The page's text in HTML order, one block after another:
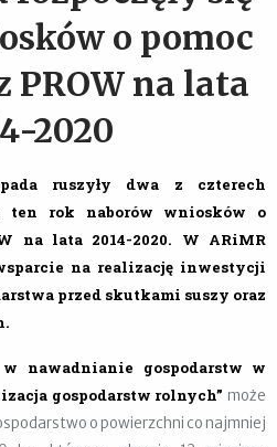
o pomoc
PROW na lata
2020
ruszyły dwa z czterech
ten rok naborów wniosków o
na lata 2014-2020. W ARiMR
na realizację inwestycji
przed skutkami suszy oraz
nawadnianie gospodarstw w
gospodarstw rolnych” może
o powierzchni co najmniej